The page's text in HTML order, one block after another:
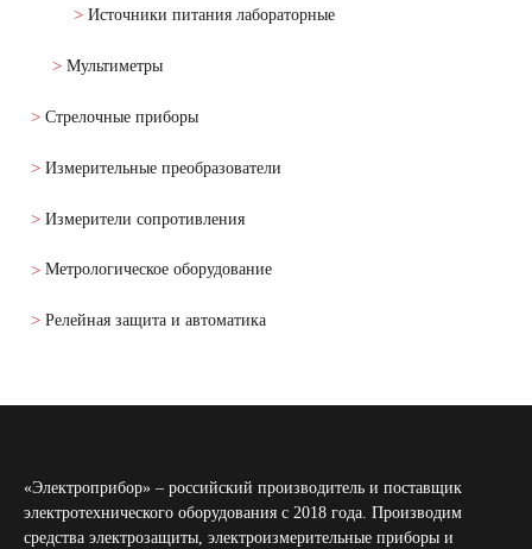
Источники питания лабораторные
Мультиметры
Стрелочные приборы
Измерительные преобразователи
Измерители сопротивления
Метрологическое оборудование
Релейная защита и автоматика
«Электроприбор» – российский производитель и поставщик
электротехнического оборудования с 2018 года. Производим
средства электрозащиты, электроизмерительные приборы и